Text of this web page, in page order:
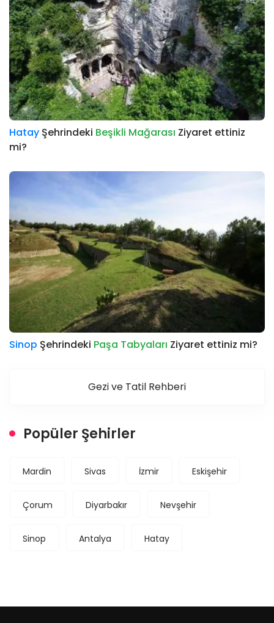
Hatay Şehrindeki Beşikli Mağarası Ziyaret ettiniz
mi?
Sinop Şehrindeki Paşa Tabyaları Ziyaret ettiniz mi?
Gezi ve Tatil Rehberi
Popüler Şehirler
Mardin Sivas İzmir Eskişehir
Çorum Diyarbakır Nevşehir
Sinop Antalya Hatay